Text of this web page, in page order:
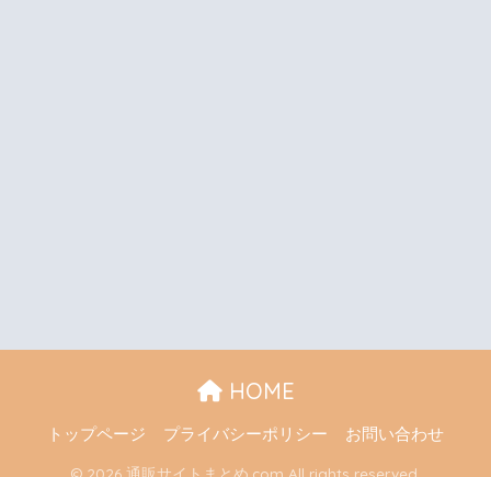
HOME
トップページ プライバシーポリシー お問い合わせ
© 2026 通販サイトまとめ.com All rights reserved.